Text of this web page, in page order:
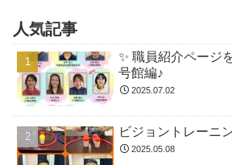
人気記事
✨ 職員紹介ページ
号館編♪
2025.07.02
ビジョントレー
2025.05.08